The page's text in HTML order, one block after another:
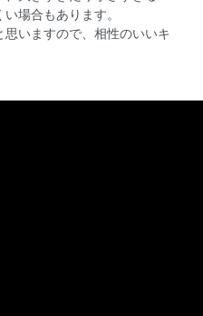
場合もあります。
いますので、相性のいいキ